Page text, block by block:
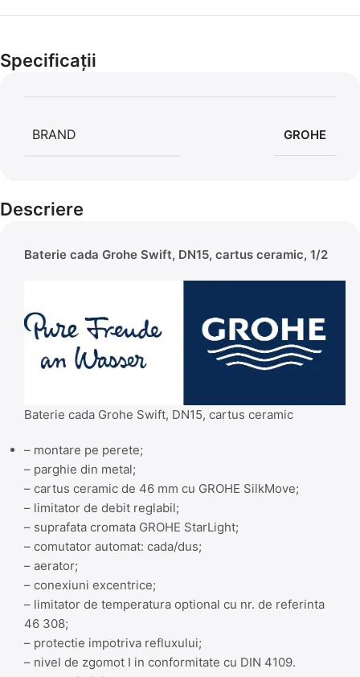
Cel mai mic preț!
56,86 LEI
Specificații
BRAND GROHE
Descriere
Baterie cada Grohe Swift, DN15, cartus ceramic, 1/2
Baterie cada Grohe Swift, DN15, cartus ceramic
– montare pe perete;
– parghie din metal;
– cartus ceramic de 46 mm cu GROHE SilkMove;
– limitator de debit reglabil;
– suprafata cromata GROHE StarLight;
– comutator automat: cada/dus;
– aerator;
– conexiuni excentrice;
– limitator de temperatura optional cu nr. de referinta
46 308;
– protectie impotriva refluxului;
– nivel de zgomot I in conformitate cu DIN 4109.